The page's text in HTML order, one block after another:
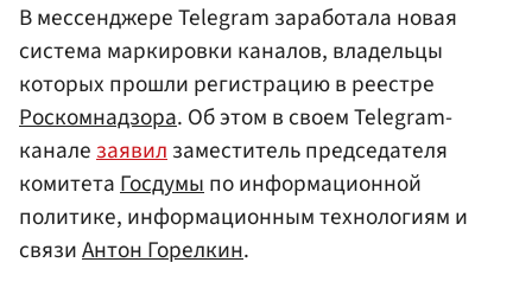
В мессенджере Telegram заработала новая
система маркировки каналов, владельцы
которых прошли регистрацию в реестре
Роскомнадзора. Об этом в своем Telegram-
каналезаявилзаместитель председателя
комитетаГосдумыпо информационной
политике, информационным технологиям и
связиАнтон Горелкин.